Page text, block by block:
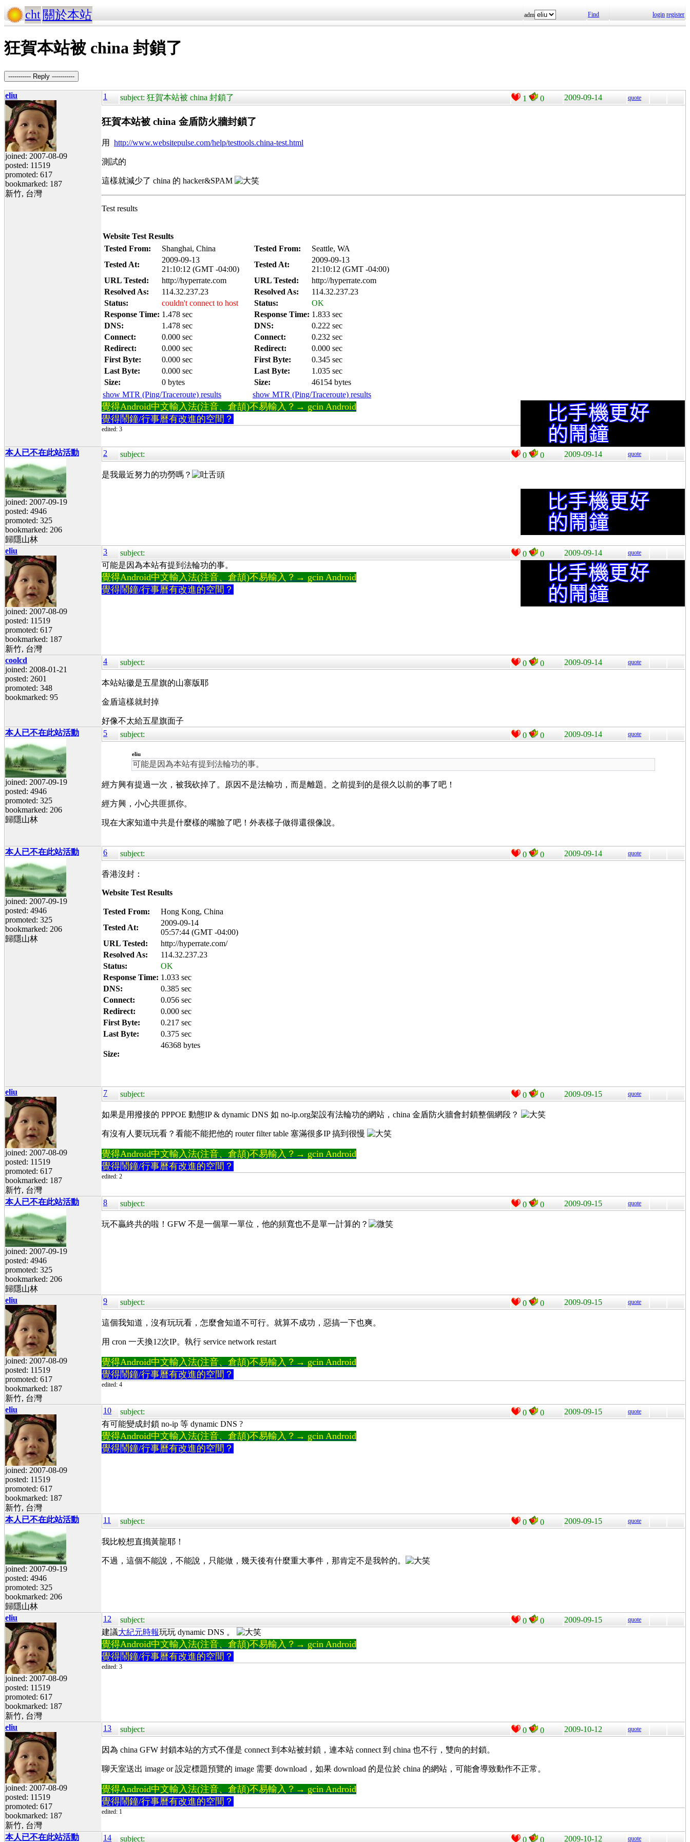
cht 關於本站 adm Find login register
狂賀本站被 china 封鎖了
----------- Reply -----------
eliu
joined: 2007-08-09
posted: 11519
promoted: 617
bookmarked: 187
新竹, 台灣
1 subject: 狂賀本站被 china 封鎖了 1 0 2009-09-14 quote
狂賀本站被 china 金盾防火牆封鎖了
用 http://www.websitepulse.com/help/testtools.china-test.html
測試的
這樣就減少了 china 的 hacker&SPAM
Test results
Website Test Results
Tested From:
Shanghai, China
Tested At:
2009-09-13
21:10:12 (GMT -04:00)
URL Tested:
http://hyperrate.com
Resolved As:
114.32.237.23
Status:
couldn't connect to host
Response Time: 1.478 sec
DNS:
1.478 sec
Connect:
0.000 sec
Redirect:
0.000 sec
First Byte:
0.000 sec
Last Byte:
0.000 sec
Size:
0 bytes
Tested From:
Seattle, WA
Tested At:
2009-09-13
21:10:12 (GMT -04:00)
URL Tested:
http://hyperrate.com
Resolved As:
114.32.237.23
Status:
OK
Response Time: 1.833 sec
DNS:
0.222 sec
Connect:
0.232 sec
Redirect:
0.000 sec
First Byte:
0.345 sec
Last Byte:
1.035 sec
Size:
46154 bytes
show MTR (Ping/Traceroute) results
show MTR (Ping/Traceroute) results
覺得Android中文輸入法(注音、倉頡)不易輸入？→ gcin Android
覺得鬧鐘/行事曆有改進的空間？
edited: 3
本人已不在此站活動
joined: 2007-09-19
posted: 4946
promoted: 325
bookmarked: 206
歸隱山林
2 subject: 0 0 2009-09-14 quote
是我最近努力的功勞嗎？
eliu
joined: 2007-08-09
posted: 11519
promoted: 617
bookmarked: 187
新竹, 台灣
3 subject: 0 0 2009-09-14 quote
可能是因為本站有提到法輪功的事。
覺得Android中文輸入法(注音、倉頡)不易輸入？→ gcin Android
覺得鬧鐘/行事曆有改進的空間？
coolcd
joined: 2008-01-21
posted: 2601
promoted: 348
bookmarked: 95
4 subject: 0 0 2009-09-14 quote
本站站徽是五星旗的山寨版耶
金盾這樣就封掉
好像不太給五星旗面子
本人已不在此站活動
joined: 2007-09-19
posted: 4946
promoted: 325
bookmarked: 206
歸隱山林
5 subject: 0 0 2009-09-14 quote
eliu
可能是因為本站有提到法輪功的事。
經方興有提過一次，被我砍掉了。原因不是法輸功，而是離題。之前提到的是很久以前的事了吧！
經方興，小心共匪抓你。
現在大家知道中共是什麼樣的嘴臉了吧！外表樣子做得還很像說。
本人已不在此站活動
joined: 2007-09-19
posted: 4946
promoted: 325
bookmarked: 206
歸隱山林
6 subject: 0 0 2009-09-14 quote
香港沒封：
Website Test Results
Tested From:
Hong Kong, China
Tested At:
2009-09-14
05:57:44 (GMT -04:00)
URL Tested:
http://hyperrate.com/
Resolved As:
114.32.237.23
Status:
OK
Response Time: 1.033 sec
DNS:
0.385 sec
Connect:
0.056 sec
Redirect:
0.000 sec
First Byte:
0.217 sec
Last Byte:
0.375 sec
Size:
46368 bytes
eliu
joined: 2007-08-09
posted: 11519
promoted: 617
bookmarked: 187
新竹, 台灣
7 subject: 0 0 2009-09-15 quote
如果是用撥接的 PPPOE 動態IP & dynamic DNS 如 no-ip.org架設有法輪功的網站，china 金盾防火牆會封鎖整個網段？
有沒有人要玩玩看？看能不能把他的 router filter table 塞滿很多IP 搞到很慢
覺得Android中文輸入法(注音、倉頡)不易輸入？→ gcin Android
覺得鬧鐘/行事曆有改進的空間？
edited: 2
本人已不在此站活動
joined: 2007-09-19
posted: 4946
promoted: 325
bookmarked: 206
歸隱山林
8 subject: 0 0 2009-09-15 quote
玩不贏終共的啦！GFW 不是一個單一單位，他的頻寬也不是單一計算的？
eliu
joined: 2007-08-09
posted: 11519
promoted: 617
bookmarked: 187
新竹, 台灣
9 subject: 0 0 2009-09-15 quote
這個我知道，沒有玩玩看，怎麼會知道不可行。就算不成功，惡搞一下也爽。
用 cron 一天換12次IP。執行 service network restart
覺得Android中文輸入法(注音、倉頡)不易輸入？→ gcin Android
覺得鬧鐘/行事曆有改進的空間？
edited: 4
eliu
joined: 2007-08-09
posted: 11519
promoted: 617
bookmarked: 187
新竹, 台灣
10 subject: 0 0 2009-09-15 quote
有可能變成封鎖 no-ip 等 dynamic DNS ?
覺得Android中文輸入法(注音、倉頡)不易輸入？→ gcin Android
覺得鬧鐘/行事曆有改進的空間？
本人已不在此站活動
joined: 2007-09-19
posted: 4946
promoted: 325
bookmarked: 206
歸隱山林
11 subject: 0 0 2009-09-15 quote
我比較想直搗黃龍耶！
不過，這個不能說，不能說，只能做，幾天後有什麼重大事件，那肯定不是我幹的。
eliu
joined: 2007-08-09
posted: 11519
promoted: 617
bookmarked: 187
新竹, 台灣
12 subject: 0 0 2009-09-15 quote
建議大紀元時報玩玩 dynamic DNS 。
覺得Android中文輸入法(注音、倉頡)不易輸入？→ gcin Android
覺得鬧鐘/行事曆有改進的空間？
edited: 3
eliu
joined: 2007-08-09
posted: 11519
promoted: 617
bookmarked: 187
新竹, 台灣
13 subject: 0 0 2009-10-12 quote
因為 china GFW 封鎖本站的方式不僅是 connect 到本站被封鎖，連本站 connect 到 china 也不行，雙向的封鎖。
聊天室送出 image or 設定標題預覽的 image 需要 download，如果 download 的是位於 china 的網站，可能會導致動作不正常。
覺得Android中文輸入法(注音、倉頡)不易輸入？→ gcin Android
覺得鬧鐘/行事曆有改進的空間？
edited: 1
本人已不在此站活動 14 subject: 0 0 2009-10-12 quote